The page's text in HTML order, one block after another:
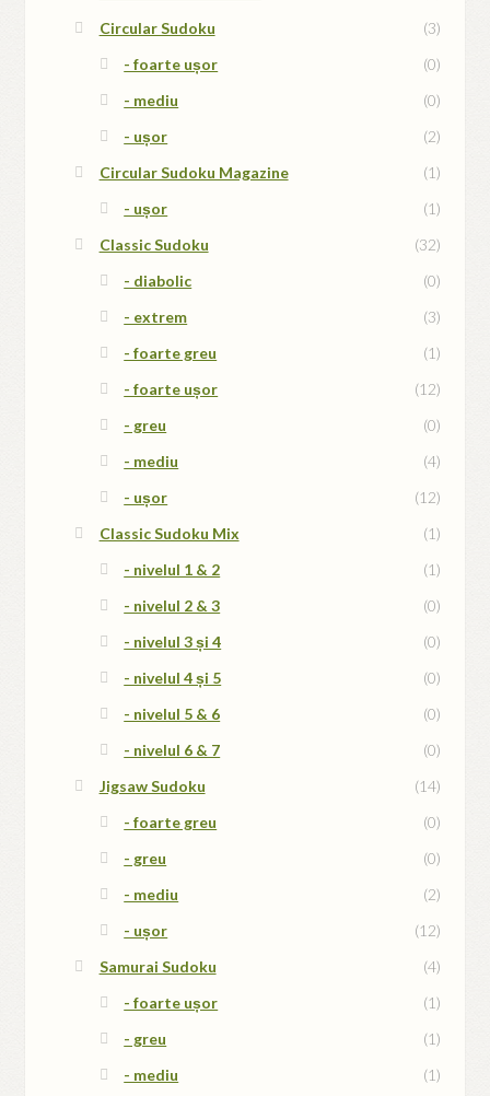
Circular Sudoku
(3)
- foarte ușor
(0)
- mediu
(0)
- ușor
(2)
Circular Sudoku Magazine
(1)
- ușor
(1)
Classic Sudoku
(32)
- diabolic
(0)
- extrem
(3)
- foarte greu
(1)
- foarte ușor
(12)
- greu
(0)
- mediu
(4)
- ușor
(12)
Classic Sudoku Mix
(1)
- nivelul 1 & 2
(1)
- nivelul 2 & 3
(0)
- nivelul 3 și 4
(0)
- nivelul 4 și 5
(0)
- nivelul 5 & 6
(0)
- nivelul 6 & 7
(0)
Jigsaw Sudoku
(14)
- foarte greu
(0)
- greu
(0)
- mediu
(2)
- ușor
(12)
Samurai Sudoku
(4)
- foarte ușor
(1)
- greu
(1)
- mediu
(1)